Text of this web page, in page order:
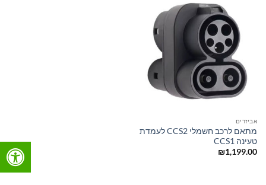
אביזרים
מתאם לרכב חשמלי CCS2 לעמדת
טעינה CCS1
₪1,199.00